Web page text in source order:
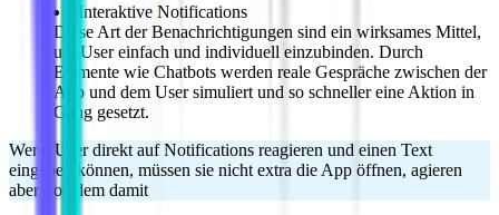
Interaktive Notifications
Diese Art der Benachrichtigungen sind ein wirksames Mittel,
um User einfach und individuell einzubinden. Durch
Elemente wie Chatbots werden reale Gespräche zwischen der
App und dem User simuliert und so schneller eine Aktion in
Gang gesetzt.
Wenn User direkt auf Notifications reagieren und einen Text
eingeben können, müssen sie nicht extra die App öffnen, agieren
aber trotzdem damit